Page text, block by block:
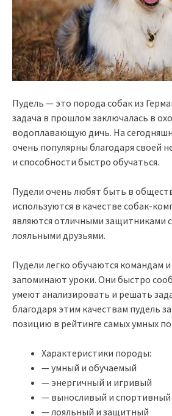
Пудель — это порода собак из
задача в прошлом заключалась в
водоплавающую дичь. На
очень популярны благодаря своей
и способности быстро обучаться.
Пудели очень любят быть в
используются в качестве собак-
являются отличными защитниками
лояльными друзьями.
Пудели легко обучаются командам
запоминают уроки. Они быстро
умеют анализировать и решать
благодаря этим качествам пудель
позицию в рейтинге самых умных
Характеристики породы:
— умный и обучаемый
— энергичный и игривый
— выносливый и спортивный
— лояльный и защитный